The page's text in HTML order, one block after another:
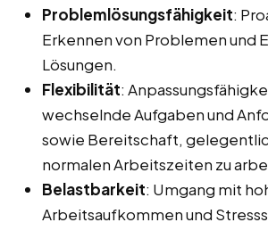
Problemlösungsfähigkeit:
Erkennen von Problemen und
Lösungen.
Flexibilität:
wechselnde Aufgaben und
sowie Bereitschaft,
normalen Arbeitszeiten zu
Belastbarkeit: Umgang mit
Arbeitsaufkommen und